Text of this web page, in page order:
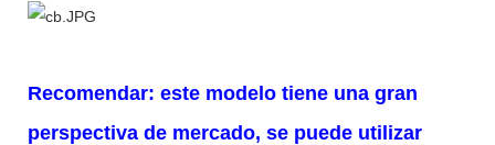
Recomendar: este modelo tiene una gran
perspectiva de mercado, se puede utilizar